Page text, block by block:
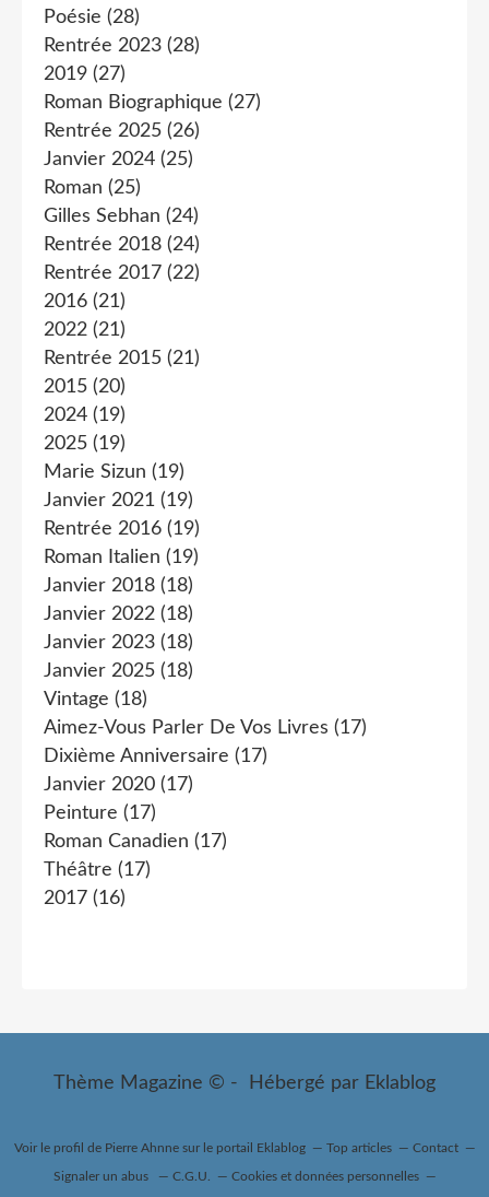
Poésie (28)
Rentrée 2023 (28)
2019 (27)
Roman Biographique (27)
Rentrée 2025 (26)
Janvier 2024 (25)
Roman (25)
Gilles Sebhan (24)
Rentrée 2018 (24)
Rentrée 2017 (22)
2016 (21)
2022 (21)
Rentrée 2015 (21)
2015 (20)
2024 (19)
2025 (19)
Marie Sizun (19)
Janvier 2021 (19)
Rentrée 2016 (19)
Roman Italien (19)
Janvier 2018 (18)
Janvier 2022 (18)
Janvier 2023 (18)
Janvier 2025 (18)
Vintage (18)
Aimez-Vous Parler De Vos Livres (17)
Dixième Anniversaire (17)
Janvier 2020 (17)
Peinture (17)
Roman Canadien (17)
Théâtre (17)
2017 (16)
Thème Magazine © - Hébergé par Eklablog
Voir le profil de Pierre Ahnnesur le portail Eklablog Top articles Contact
Signaler un abus C.G.U. Cookies et données personnelles